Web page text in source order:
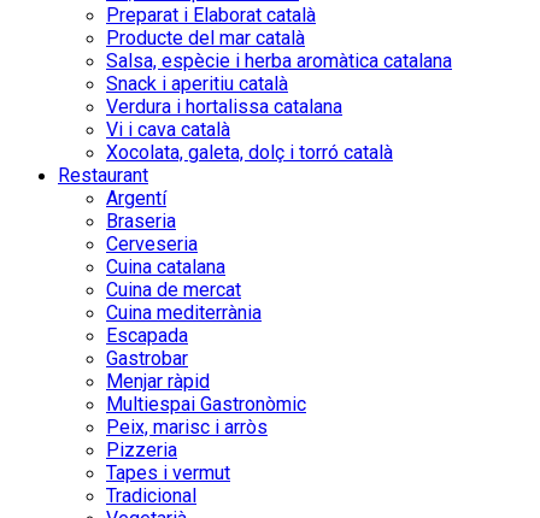
Preparat i Elaborat català
Producte del mar català
Salsa, espècie i herba aromàtica catalana
Snack i aperitiu català
Verdura i hortalissa catalana
Vi i cava català
Xocolata, galeta, dolç i torró català
Restaurant
Argentí
Braseria
Cerveseria
Cuina catalana
Cuina de mercat
Cuina mediterrània
Escapada
Gastrobar
Menjar ràpid
Multiespai Gastronòmic
Peix, marisc i arròs
Pizzeria
Tapes i vermut
Tradicional